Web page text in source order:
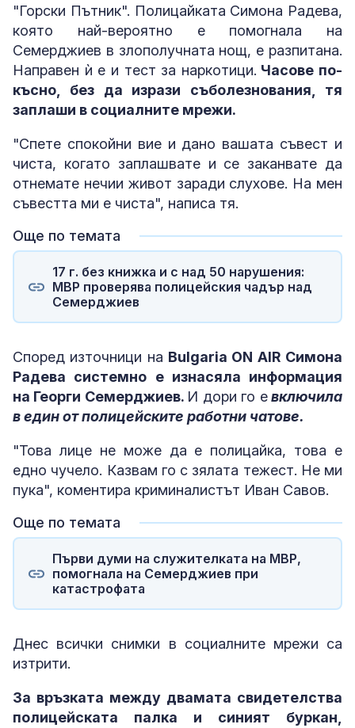
"Горски Пътник". Полицайката Симона Радева,
която най-вероятно е помогнала на
Семерджиев в злополучната нощ, е разпитана.
Направен ѝ е и тест за наркотици. Часове по-
късно, без да изрази съболезнования, тя
заплаши в социалните мрежи.
"Спете спокойни вие и дано вашата съвест и
чиста, когато заплашвате и се заканвате да
отнемате нечии живот заради слухове. На мен
съвестта ми е чиста", написа тя.
Още по темата
17 г. без книжка и с над 50 нарушения:
МВР проверява полицейския чадър над
Семерджиев
Според източници на Bulgaria ON AIR Симона
Радева системно е изнасяла информация
на Георги Семерджиев. И дори го евключила
в един от полицейските работни чатове.
"Това лице не може да е полицайка, това е
едно чучело. Казвам го с зялата тежест. Не ми
пука", коментира криминалистът Иван Савов.
Още по темата
Първи думи на служителката на МВР,
помогнала на Семерджиев при
катастрофата
Днес всички снимки в социалните мрежи са
изтрити.
За връзката между двамата свидетелства
полицейската палка и синият буркан,